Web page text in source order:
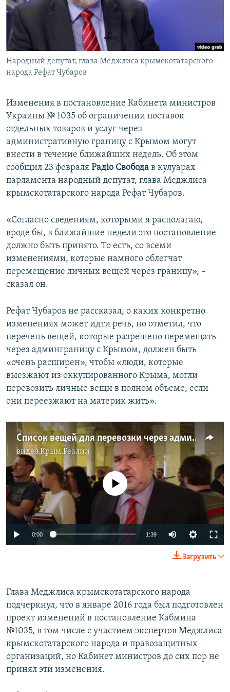
ПОБЕДИТЕЛЕЙ НЕ СУДЯТ?
КРЫМ.НЕПОКОРЕННЫЙ
ELIFBE
УКРАИНСКАЯ ПРОБЛЕМА КРЫМА
ПРИСОЕДИНЯЙТЕСЬ!
Все сайты RFE/RL
Народный депутат, глава Меджлиса крымскотатарского
народа Рефат Чубаров
Изменения в постановление Кабинета министров
Украины № 1035 об ограничении поставок
отдельных товаров и услуг через
административную границу с Крымом могут
внести в течение ближайших недель. Об этом
сообщил 23 февраля Радiо Свобода в кулуарах
парламента народный депутат, глава Меджлиса
крымскотатарского народа Рефат Чубаров.
«Согласно сведениям, которыми я располагаю,
вроде бы, в ближайшие недели это постановление
должно быть принято. То есть, со всеми
изменениями, которые намного облегчат
перемещение личных вещей через границу», –
сказал он.
Рефат Чубаров не рассказал, о каких конкретно
изменениях может идти речь, но отметил, что
перечень вещей, которые разрешено перемещать
через админграницу с Крымом, должен быть
«очень расширен», чтобы «люди, которые
выезжают из оккупированного Крыма, могли
перевозить личные вещи в полном объеме, если
они переезжают на материк жить».
Список вещей для перевозки через админграницу с Крымом могут расширить – Чубаров (видео)
видеоКрым.Реалии
No media source currently available
0:00 1:39
Загрузить
Глава Меджлиса крымскотатарского народа
подчеркнул, что в январе 2016 года был подготовлен
проект изменений в постановление Кабмина
№1035, в том числе с участием экспертов Меджлиса
крымскотатарского народа и правозащитных
организаций, но Кабинет министров до сих пор не
принял эти изменения.